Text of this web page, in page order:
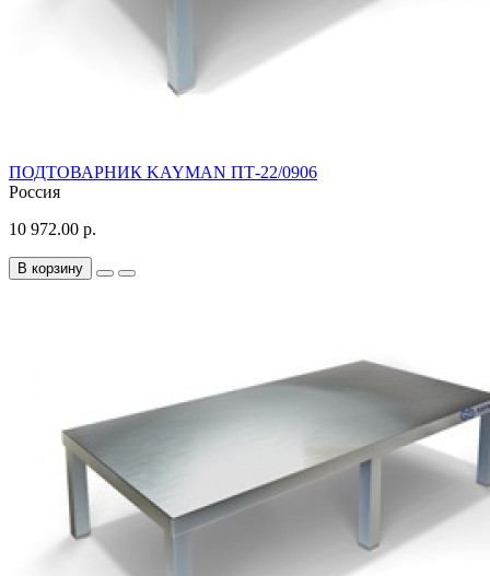
ПОДТОВАРНИК KAYMAN ПТ-22/0906
Россия
10 972.00 р.
В корзину